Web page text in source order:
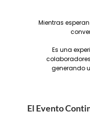
Mientras
Es una
generando
El Evento